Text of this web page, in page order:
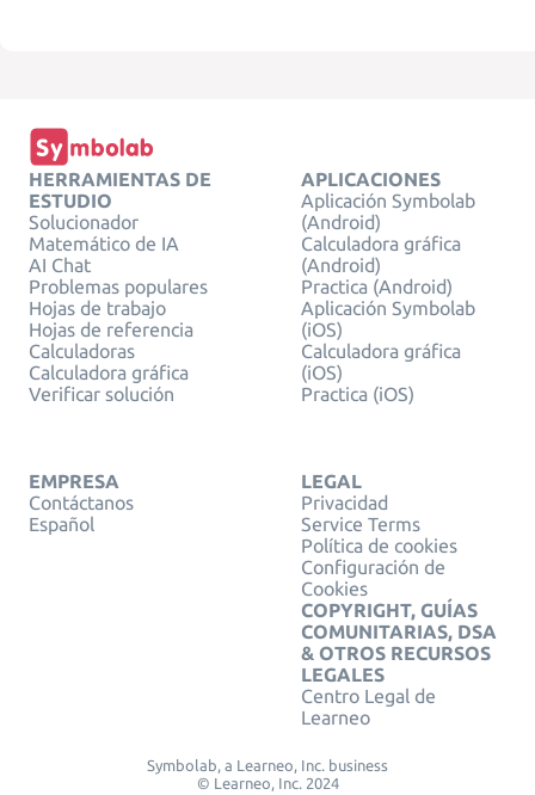
HERRAMIENTAS DE
ESTUDIO
Solucionador
Matemático de IA
AI Chat
Problemas populares
Hojas de trabajo
Hojas de referencia
Calculadoras
Calculadora gráfica
Verificar solución
APLICACIONES
Aplicación Symbolab
(Android)
Calculadora gráfica
(Android)
Practica (Android)
Aplicación Symbolab
(iOS)
Calculadora gráfica
(iOS)
Practica (iOS)
EMPRESA
Contáctanos
Español
LEGAL
Privacidad
Service Terms
Política de cookies
Configuración de
Cookies
COPYRIGHT, GUÍAS
COMUNITARIAS, DSA
& OTROS RECURSOS
LEGALES
Centro Legal de
Learneo
Symbolab, a Learneo, Inc. business
© Learneo, Inc. 2024